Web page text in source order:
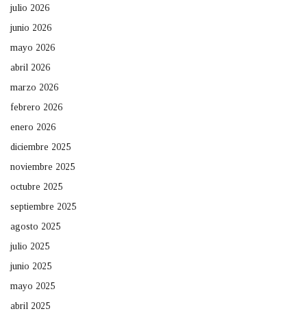
julio 2026
junio 2026
mayo 2026
abril 2026
marzo 2026
febrero 2026
enero 2026
diciembre 2025
noviembre 2025
octubre 2025
septiembre 2025
agosto 2025
julio 2025
junio 2025
mayo 2025
abril 2025